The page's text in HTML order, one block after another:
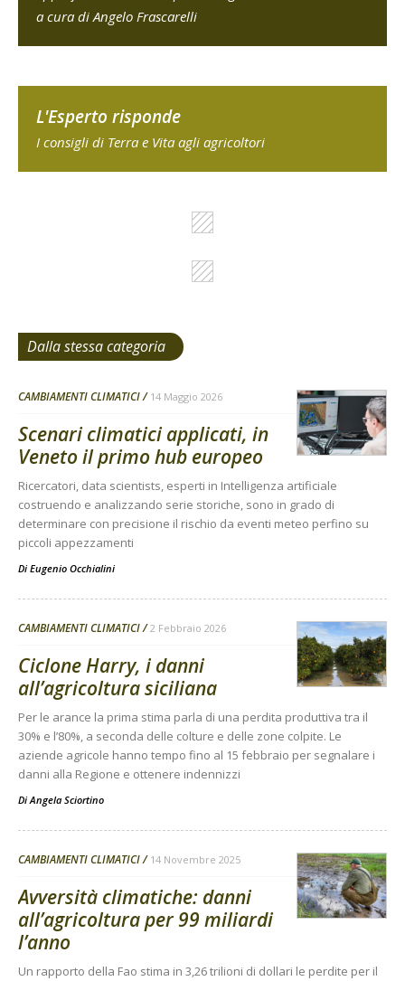
a cura di Angelo Frascarelli
L'Esperto risponde
I consigli di Terra e Vita agli agricoltori
Dalla stessa categoria
CAMBIAMENTI CLIMATICI 14 Maggio 2026
Scenari climatici applicati, in
Veneto il primo hub europeo
Ricercatori, data scientists, esperti in Intelligenza artificiale
costruendo e analizzando serie storiche, sono in grado di
determinare con precisione il rischio da eventi meteo perfino su
piccoli appezzamenti
Di Eugenio Occhialini
CAMBIAMENTI CLIMATICI 2 Febbraio 2026
Ciclone Harry, i danni
all’agricoltura siciliana
Per le arance la prima stima parla di una perdita produttiva tra il
30% e l’80%, a seconda delle colture e delle zone colpite. Le
aziende agricole hanno tempo fino al 15 febbraio per segnalare i
danni alla Regione e ottenere indennizzi
DiAngela Sciortino
CAMBIAMENTI CLIMATICI 14 Novembre 2025
Avversità climatiche: danni
all’agricoltura per 99 miliardi
l’anno
Un rapporto della Fao stima in 3,26 trilioni di dollari le perdite per il